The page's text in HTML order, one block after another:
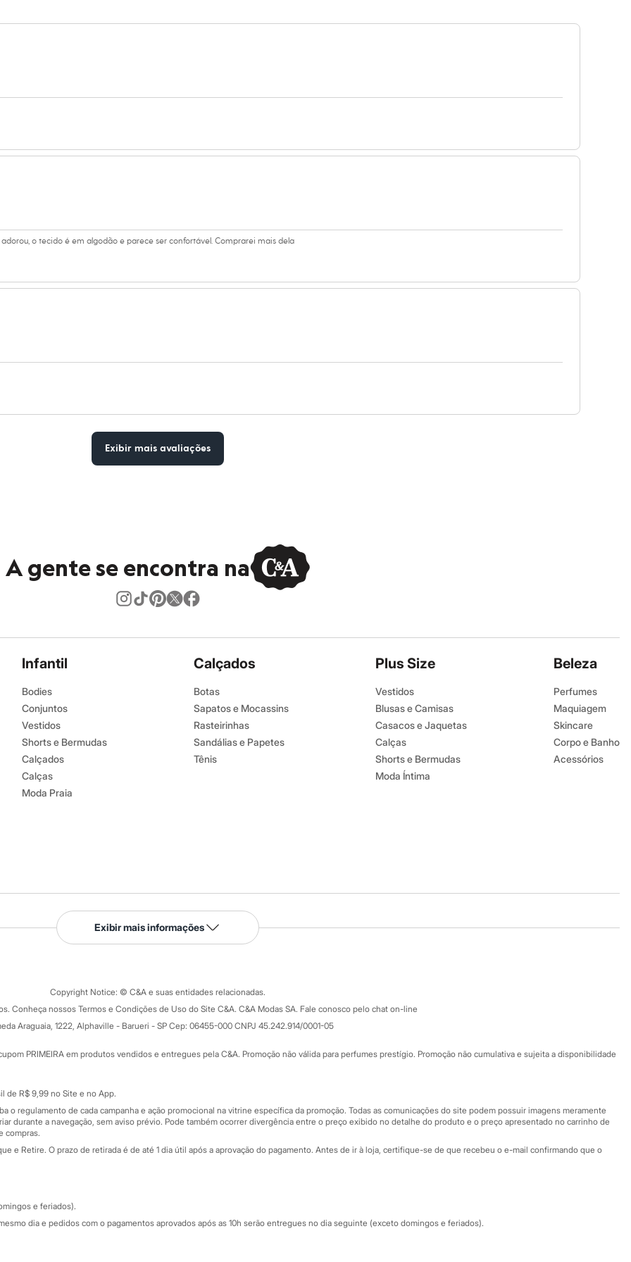
o tecido é em algodão e parece ser confortável. Comprarei mais dela
Exibir mais avaliações
A gente se encontra na
Infantil
Bodies
Conjuntos
Vestidos
Shorts e Bermudas
Calçados
Calças
Moda Praia
Calçados
Botas
Sapatos e Mocassins
Rasteirinhas
Sandálias e Papetes
Tênis
Plus Size
Vestidos
Blusas e Camisas
Casacos e Jaquetas
Calças
Shorts e Bermudas
Moda Íntima
Beleza
Perfumes
Maquiagem
Skincare
Corpo e Banho
Acessórios
Serviços
Tipos de serviços
Formas de pagamento
Todas as vantagens
Minha C&A
Cupons de desconto
Atendimento
Fale conosco
Central de ética
Eventos
Exibir mais informações
Copyright Notice: © C&A e suas entidades relacionadas.
Conheça nossos Termos e Condições de Uso do Site C&A. C&A Modas SA. Fale conosco pelo chat on-line
Araguaia, 1222, Alphaville - Barueri - SP Cep: 06455-000 CNPJ 45.242.914/0001-05
PRIMEIRA em produtos vendidos e entregues pela C&A. Promoção não válida para perfumes prestígio. Promoção não cumulativa e sujeita a disponibilidade
de R$ 9,99 no Site e no App.
o regulamento de cada campanha e ação promocional na vitrine específica da promoção. Todas as comunicações do site podem possuir imagens meramente
durante a navegação, sem aviso prévio. Pode também ocorrer divergência entre o preço exibido no detalhe do produto e o preço apresentado no carrinho de
compras.
e Retire. O prazo de retirada é de até 1 dia útil após a aprovação do pagamento. Antes de ir à loja, certifique-se de que recebeu o e-mail confirmando que o
e feriados).
dia e pedidos com o pagamentos aprovados após as 10h serão entregues no dia seguinte (exceto domingos e feriados).